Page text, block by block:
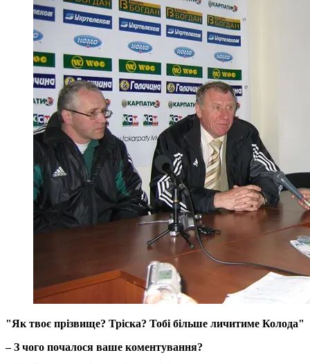
"Як твоє прізвище? Тріска? Тобі більше личитиме Колода"
– З чого почалося ваше коментування?